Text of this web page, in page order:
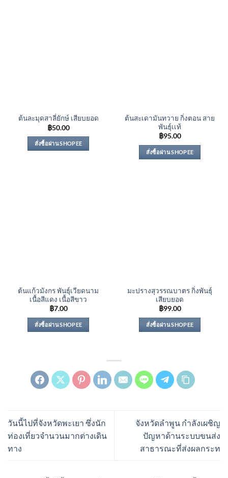
ต้นละมุดสาลี่ยักษ์ เสียบยอด
฿50.00
สั่งซื้อผ่าน SHOPEE
ต้นสะเดามันทวาย กิ่งตอน สาย
พันธุ์เเท้
฿95.00
สั่งซื้อผ่าน SHOPEE
ต้นแก้วมังกร พันธุ์เวียดนาม
เนื้อสีแดง เนื้อสีขาว
฿7.00
สั่งซื้อผ่าน SHOPEE
มะปรางสุวรรณบาตร กิ่งพันธุ์
เสียบยอด
฿99.00
สั่งซื้อผ่าน SHOPEE
วันนี้ไปที่จังหวัดพะเยา ซึ่งนัก
ท่องเที่ยวจำนวนมากต่างเดิน
ทาง
จังหวัดลำพูน กำลังเผชิญ
ปัญหาด้านระบบขนส่ง
สาธารณะที่ส่งผลกระท